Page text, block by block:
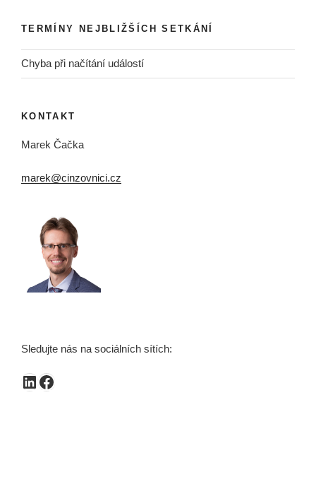
TERMÍNY NEJBLIŽŠÍCH SETKÁNÍ
Chyba při načítání událostí
KONTAKT
Marek Čačka
marek@cinzovnici.cz
Sledujte nás na sociálních sítích:
LinkedIn
Facebook